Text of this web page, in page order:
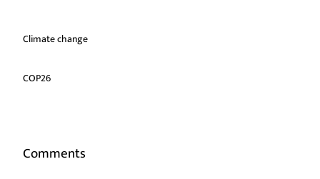
Climate change
COP26
Comments